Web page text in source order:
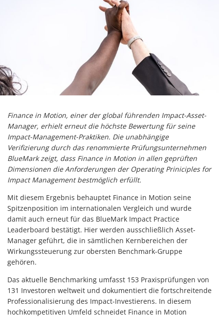
Finance in Motion, einer der global führenden Impact-Asset-
Manager, erhielt erneut die höchste Bewertung für seine
Impact-Management-Praktiken. Die unabhängige
Verifizierung durch das renommierte Prüfungsunternehmen
BlueMark zeigt, dass Finance in Motion in allen geprüften
Dimensionen die Anforderungen der Operating Priniciples for
Impact Management bestmöglich erfüllt.
Mit diesem Ergebnis behauptet Finance in Motion seine
Spitzenposition im internationalen Vergleich und wurde
damit auch erneut für das BlueMark Impact Practice
Leaderboard bestätigt. Hier werden ausschließlich Asset-
Manager geführt, die in sämtlichen Kernbereichen der
Wirkungssteuerung zur obersten Benchmark-Gruppe
gehören.
Das aktuelle Benchmarking umfasst 153 Praxisprüfungen von
131 Investoren weltweit und dokumentiert die fortschreitende
Professionalisierung des Impact-Investierens. In diesem
hochkompetitiven Umfeld schneidet Finance in Motion